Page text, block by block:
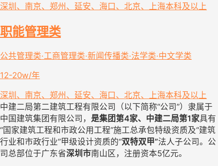
深圳、南京、郑州、延安、海口、北京、上海本科及以上
职能管理类
公共管理类·工商管理类·新闻传播类·法学类·中文学类
12-20w/年
深圳、南京、郑州、延安、海口、北京、上海本科及以上
中建二局第二建筑工程有限公司（以下简称“公司”）隶属于
中国建筑集团有限公司， 是集团第4家、中建二局第1家具有
“国家建筑工程和市政公用工程”施工总承包特级资质及“建筑
行业和市政行业”甲级设计资质的“双特双甲”法人子公司。 公
司总部位于广东省深圳市南山区，注册资本5亿元。